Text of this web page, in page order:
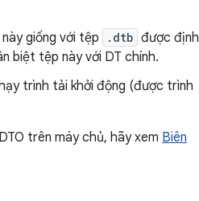
giống với tệp .dtb được định
biệt tệp này với DT chính.
trình tải khởi động (được trình
trên máy chủ, hãy xem Biên